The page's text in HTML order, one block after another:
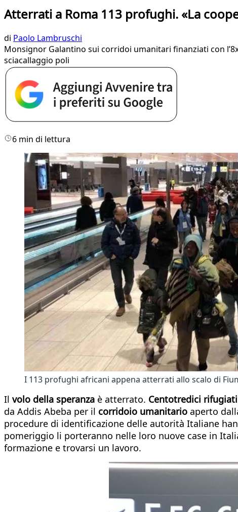
Atterrati a Roma 113 profughi. «La
di Paolo Lambruschi
Monsignor Galantino sui corridoi umanitari finanziati con
sciacallaggio poli
6 min di lettura
I 113 profughi africani appena atterrati allo scalo di
Il volo della speranza è atterrato. Centotredici
da Addis Abeba per il corridoio umanitario aperto
procedure di identificazione delle autorità Italiane
pomeriggio li porteranno nelle loro nuove case in
formazione e trovarsi un lavoro.